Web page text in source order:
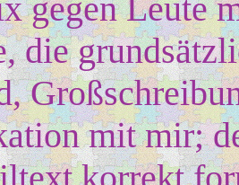
gegen Leute
die
mit mir;